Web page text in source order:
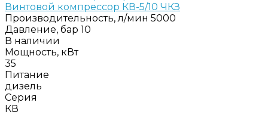
Винтовой компрессор КВ-5/10 ЧКЗ
Производительность, л/мин 5000
Давление, бар 10
В наличии
Мощность, кВт
35
Питание
дизель
Серия
КВ